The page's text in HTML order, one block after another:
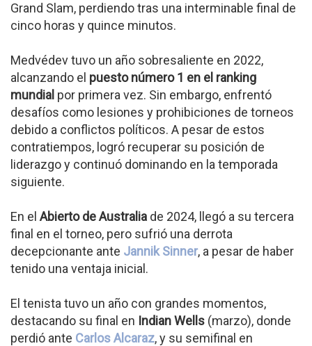
Grand Slam, perdiendo tras una interminable final de
cinco horas y quince minutos.
Medvédev tuvo un año sobresaliente en 2022,
alcanzando el puesto número 1 en el ranking
mundial por primera vez. Sin embargo, enfrentó
desafíos como lesiones y prohibiciones de torneos
debido a conflictos políticos. A pesar de estos
contratiempos, logró recuperar su posición de
liderazgo y continuó dominando en la temporada
siguiente.
En el Abierto de Australia de 2024, llegó a su tercera
final en el torneo, pero sufrió una derrota
decepcionante ante Jannik Sinner, a pesar de haber
tenido una ventaja inicial.
El tenista tuvo un año con grandes momentos,
destacando su final en Indian Wells (marzo), donde
perdió ante Carlos Alcaraz, y su semifinal en